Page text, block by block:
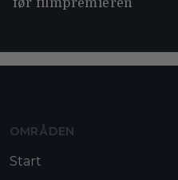
før filmpremieren
OMRÅDEN
Start